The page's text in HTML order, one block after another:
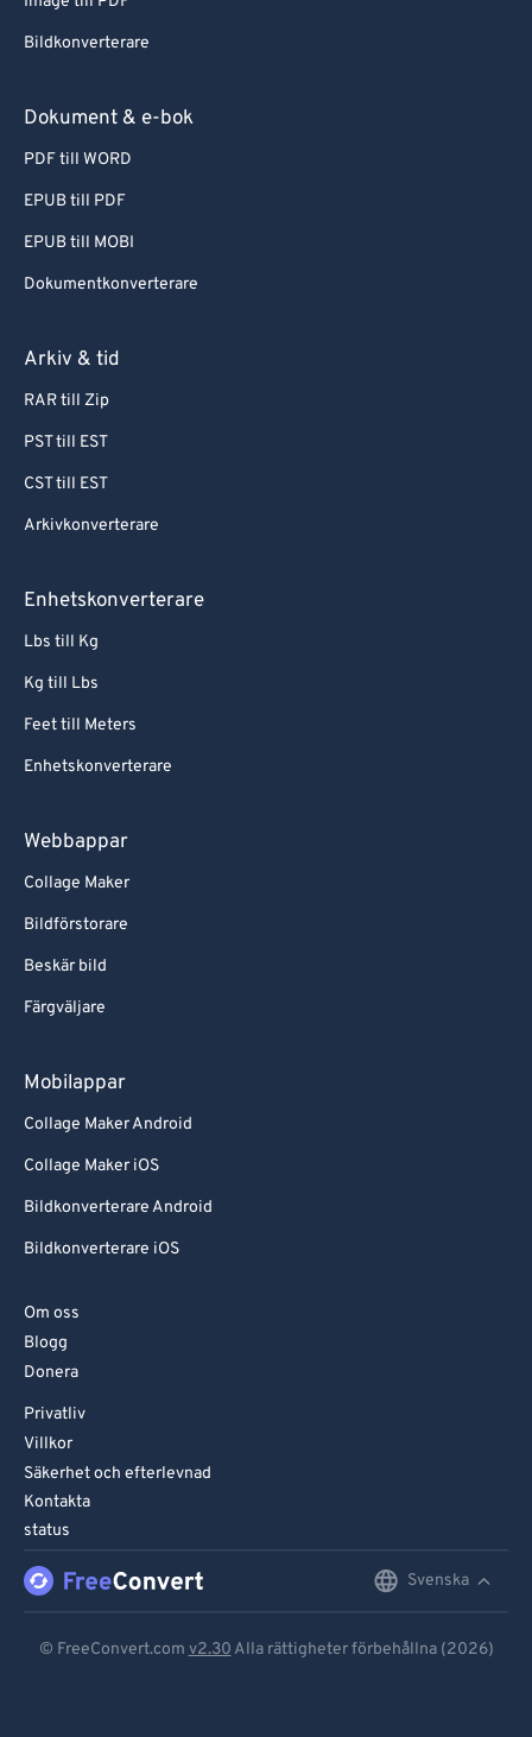
Bildkonverterare
Dokument & e-bok
PDF till WORD
EPUB till PDF
EPUB till MOBI
Dokumentkonverterare
Arkiv & tid
RAR till Zip
PST till EST
CST till EST
Arkivkonverterare
Enhetskonverterare
Lbs till Kg
Kg till Lbs
Feet till Meters
Enhetskonverterare
Webbappar
Collage Maker
Bildförstorare
Beskär bild
Färgväljare
Mobilappar
Collage Maker Android
Collage Maker iOS
Bildkonverterare Android
Bildkonverterare iOS
Om oss
Blogg
Donera
Privatliv
Villkor
Säkerhet och efterlevnad
Kontakta
status
Svenska
© FreeConvert.com v2.30 Alla rättigheter förbehållna (2026)